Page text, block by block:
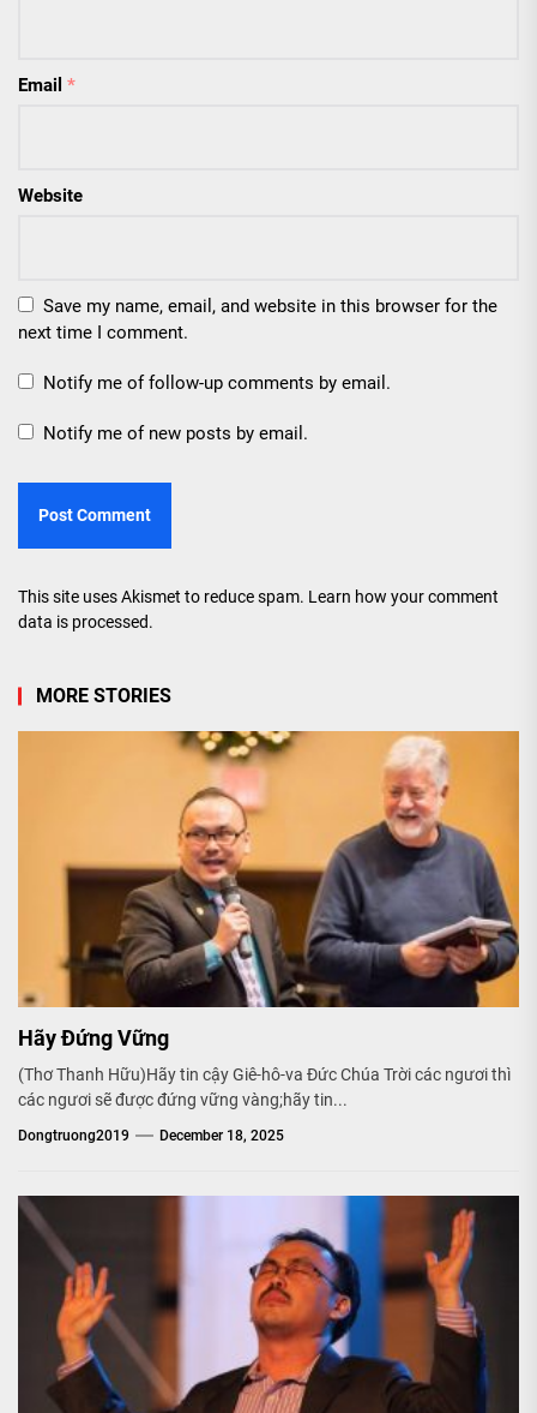
Email *
Website
Save my name, email, and website in this browser for the
next time I comment.
Notify me of follow-up comments by email.
Notify me of new posts by email.
This site uses Akismet to reduce spam. Learn how your comment
data is processed.
MORE STORIES
Hãy Đứng Vững
(Thơ Thanh Hữu)Hãy tin cậy Giê-hô-va Đức Chúa Trời các ngươi thì
các ngươi sẽ được đứng vững vàng;hãy tin...
Dongtruong2019 December 18, 2025